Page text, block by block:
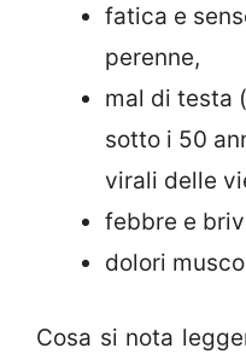
fatica e
perenne,
mal di testa
sotto i 50
virali delle
febbre e
dolori
Cosa si nota